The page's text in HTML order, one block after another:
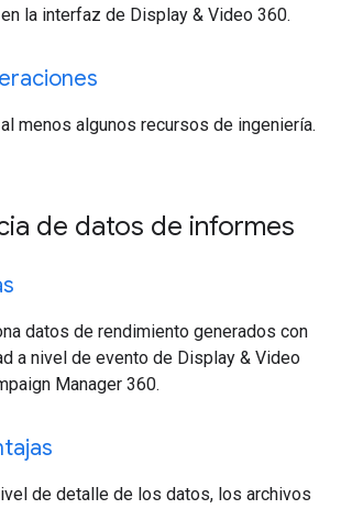
la interfaz de Display & Video 360.
menos algunos recursos de ingeniería.
de datos de informes
datos de rendimiento generados con
a nivel de evento de Display & Video
Manager 360.
de detalle de los datos, los archivos